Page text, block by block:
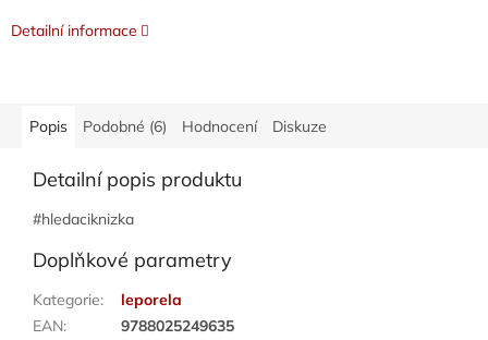
Detailní informace
Popis Podobné (6) Hodnocení Diskuze
Detailní popis produktu
#hledaciknizka
Doplňkové parametry
Kategorie:
leporela
EAN:
9788025249635